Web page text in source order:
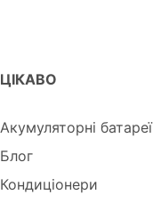
ЦІКАВО
Акумуляторні батареї
Блог
Кондиціонери